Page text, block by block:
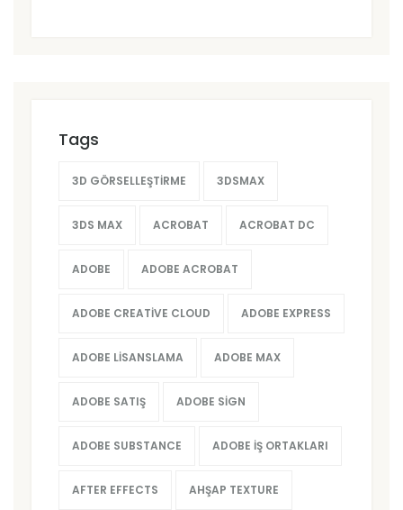
Tags
3D GÖRSELLEŞTIRME 3DSMAX
3DS MAX ACROBAT ACROBAT DC
ADOBE ADOBE ACROBAT
ADOBE CREATIVE CLOUD ADOBE EXPRESS
ADOBE LISANSLAMA ADOBE MAX
ADOBE SATIŞ ADOBE SIGN
ADOBE SUBSTANCE ADOBE İŞ ORTAKLARI
AFTER EFFECTS AHŞAP TEXTURE